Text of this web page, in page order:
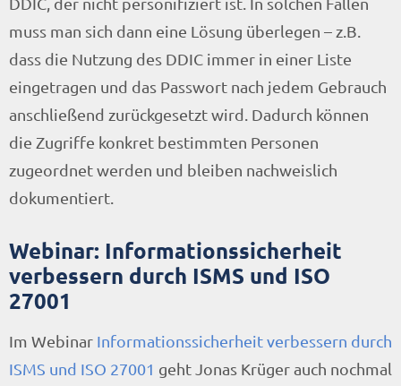
muss man sich dann eine Lösung überlegen – z.B.
dass die Nutzung des DDIC immer in einer Liste
eingetragen und das Passwort nach jedem Gebrauch
anschließend zurückgesetzt wird. Dadurch können
die Zugriffe konkret bestimmten Personen
zugeordnet werden und bleiben nachweislich
dokumentiert.
Webinar: Informationssicherheit
verbessern durch ISMS und ISO
27001
Im Webinar Informationssicherheit verbessern durch
ISMS und ISO 27001 geht Jonas Krüger auch nochmal